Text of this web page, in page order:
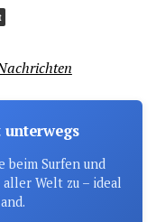
beim Surfen und
Welt zu – ideal